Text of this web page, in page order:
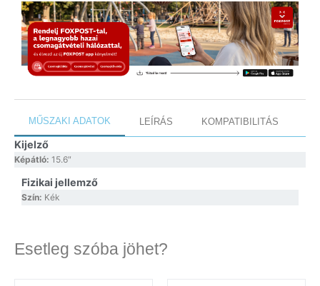
MŰSZAKI ADATOK LEÍRÁS KOMPATIBILITÁS
Kijelző
Képátló: 15.6″
Fizikai jellemző
Szín: Kék
Esetleg szóba jöhet?